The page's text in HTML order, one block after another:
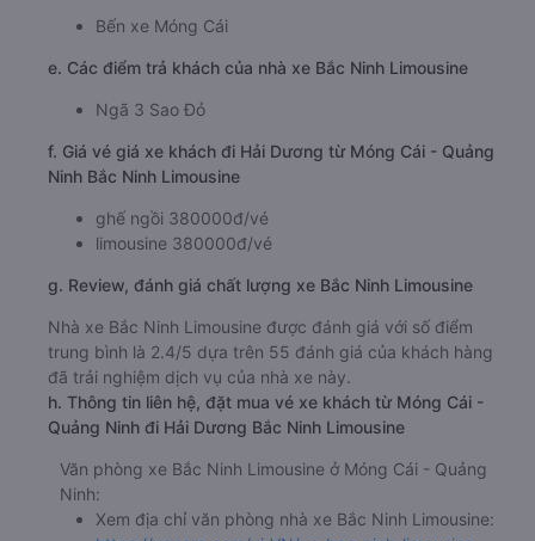
Bến xe Móng Cái
e. Các điểm trả khách của nhà xe Bắc Ninh Limousine
Ngã 3 Sao Đỏ
f. Giá vé giá xe khách đi Hải Dương từ Móng Cái - Quảng
Ninh Bắc Ninh Limousine
ghế ngồi 380000đ/vé
limousine 380000đ/vé
g. Review, đánh giá chất lượng xe Bắc Ninh Limousine
Nhà xe Bắc Ninh Limousine được đánh giá với số điểm
trung bình là 2.4/5 dựa trên 55 đánh giá của khách hàng
đã trải nghiệm dịch vụ của nhà xe này.
h. Thông tin liên hệ, đặt mua vé xe khách từ Móng Cái -
Quảng Ninh đi Hải Dương Bắc Ninh Limousine
Văn phòng xe Bắc Ninh Limousine ở Móng Cái - Quảng
Ninh:
Xem địa chỉ văn phòng nhà xe Bắc Ninh Limousine: